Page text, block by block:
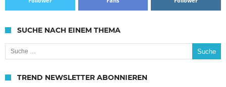
SUCHE NACH EINEM THEMA
Suche nach:
TREND NEWSLETTER ABONNIEREN